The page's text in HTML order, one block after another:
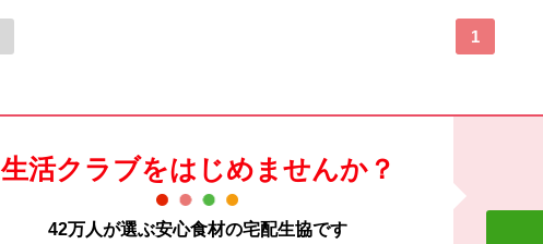
1
生活クラブをはじめませんか？
42万人が選ぶ安心食材の宅配生協です